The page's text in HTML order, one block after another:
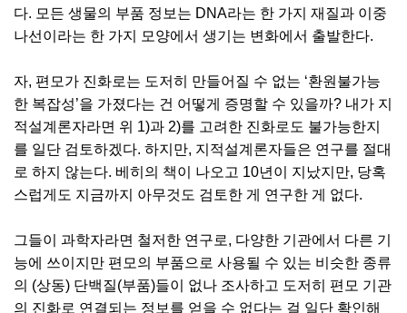
다. 모든 생물의 부품 정보는 DNA라는 한 가지 재질과 이중
나선이라는 한 가지 모양에서 생기는 변화에서 출발한다.
자, 편모가 진화로는 도저히 만들어질 수 없는 ‘환원불가능
한 복잡성’을 가졌다는 건 어떻게 증명할 수 있을까? 내가 지
적설계론자라면 위 1)과 2)를 고려한 진화로도 불가능한지
를 일단 검토하겠다. 하지만, 지적설계론자들은 연구를 절대
로 하지 않는다. 베히의 책이 나오고 10년이 지났지만, 당혹
스럽게도 지금까지 아무것도 검토한 게 연구한 게 없다.
그들이 과학자라면 철저한 연구로, 다양한 기관에서 다른 기
능에 쓰이지만 편모의 부품으로 사용될 수 있는 비슷한 종류
의 (상동) 단백질(부품)들이 없나 조사하고 도저히 편모 기관
의 진화로 연결되는 정보를 얻을 수 없다는 걸 일단 확인해